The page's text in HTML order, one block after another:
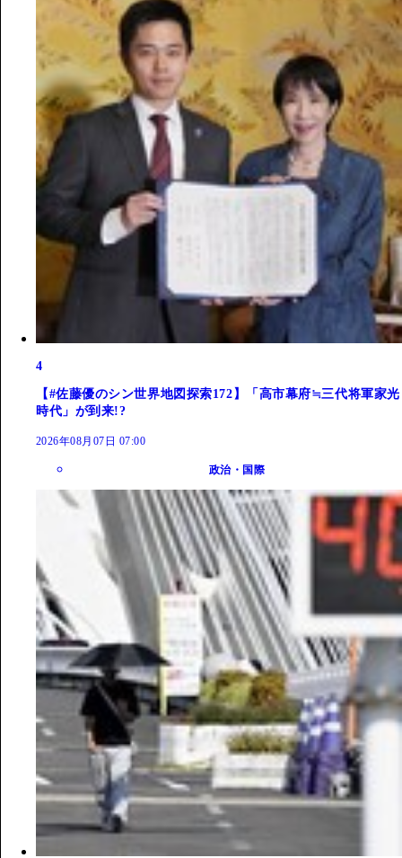
4
【#佐藤優のシン世界地図探索172】「高市幕府≒三代将軍家光
時代」が到来!?
2026年08月07日 07:00
政治・国際